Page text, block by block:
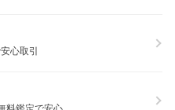
心取引